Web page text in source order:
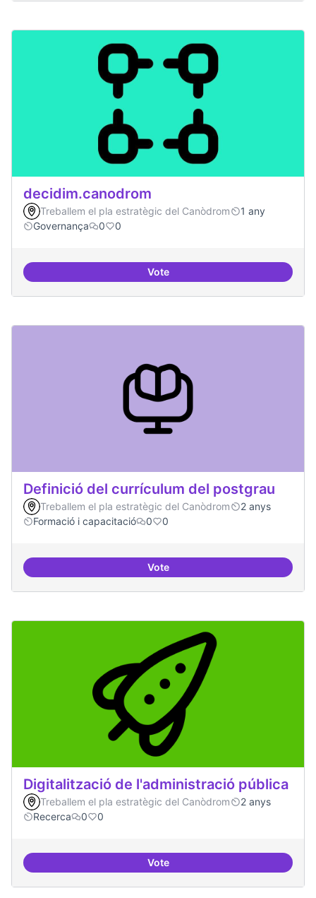
decidim.canodrom
Treballem el pla estratègic del Canòdrom
1 any
Governança
0 0
Votedecidim.canodrom
Definició del currículum del postgrau
Treballem el pla estratègic del Canòdrom
2 anys
Formació i capacitació
0 0
VoteDefinició del currículum del
Digitalització de l'administració pública
Treballem el pla estratègic del Canòdrom
2 anys
Recerca
0 0
VoteDigitalització de l'administració